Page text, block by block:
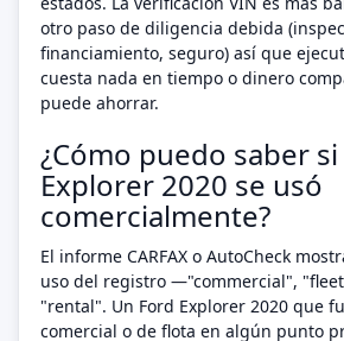
otro paso de diligencia debida
financiamiento, seguro) así que
cuesta nada en tiempo o dinero
puede ahorrar.
¿Cómo puedo saber
Explorer 2020 se usó
comercialmente?
El informe CARFAX o AutoCheck
uso del registro —"commercial",
"rental". Un Ford Explorer 2020 que
comercial o de flota en algún punto